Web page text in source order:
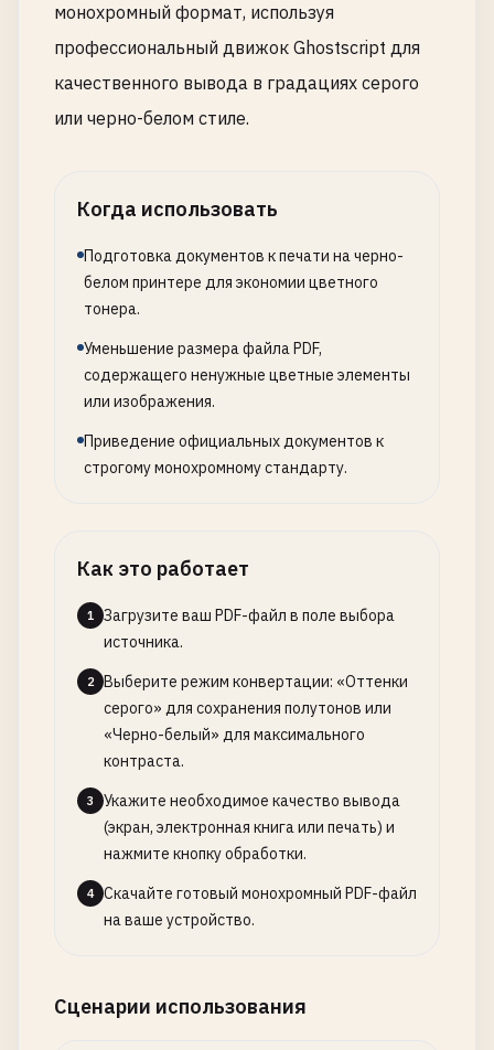
монохромный формат, используя
профессиональный движок Ghostscript для
качественного вывода в градациях серого
или черно-белом стиле.
Когда использовать
Подготовка документов к печати на черно-
белом принтере для экономии цветного
тонера.
Уменьшение размера файла PDF,
содержащего ненужные цветные элементы
или изображения.
Приведение официальных документов к
строгому монохромному стандарту.
Как это работает
1
Загрузите ваш PDF-файл в поле выбора
источника.
2
Выберите режим конвертации: «Оттенки
серого» для сохранения полутонов или
«Черно-белый» для максимального
контраста.
3
Укажите необходимое качество вывода
(экран, электронная книга или печать) и
нажмите кнопку обработки.
4
Скачайте готовый монохромный PDF-файл
на ваше устройство.
Сценарии использования